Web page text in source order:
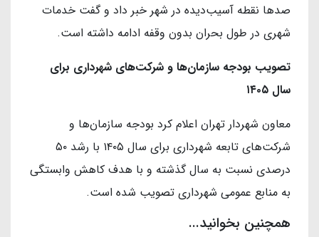
صدها نقطه آسیب‌دیده در شهر خبر داد و گفت خدمات
شهری در طول بحران بدون وقفه ادامه داشته است.
تصویب بودجه سازمان‌ها و شرکت‌های شهرداری برای
سال ۱۴۰۵
معاون شهردار تهران اعلام کرد بودجه سازمان‌ها و
شرکت‌های تابعه شهرداری برای سال ۱۴۰۵ با رشد ۵۰
درصدی نسبت به سال گذشته و با هدف کاهش وابستگی
به منابع عمومی شهرداری تصویب شده است.
همچنین بخوانید...